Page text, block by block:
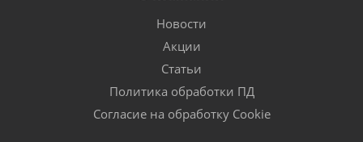
Новости
Акции
Статьи
Политика обработки ПД
Согласие на обработку Cookie